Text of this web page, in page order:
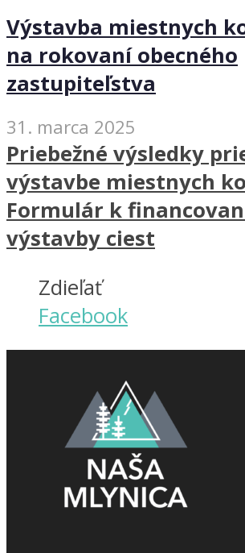
Výstavba miestnych
na rokovaní obecného
zastupiteľstva
31. marca 2025
Priebežné výsledky
výstavbe miestnych
Formulár k
výstavby ciest
Zdieľať
Facebook